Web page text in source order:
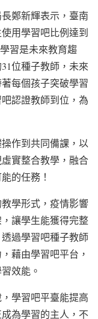
鄭新輝表示，臺南
用學習吧比例達到
習是未來教育趨
位種子教師，未來
每個孩子突破學習
認證教師到位，為
作到共同備課，以
實整合教學，融合
的任務！
學形式，疫情影響
讓學生能獲得完整
過學習吧種子教師
藉由學習吧平台，
效能。
學習吧平臺能提高
為學習的主人，不